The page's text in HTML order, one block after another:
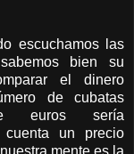
escuchamos las
bien su
el dinero
de cubatas
euros sería
un precio
mente es la